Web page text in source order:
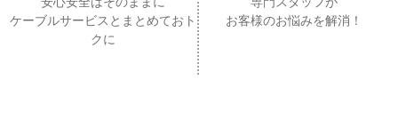
ケーブルサービスとまとめておト
クに
お客様のお悩みを解消！